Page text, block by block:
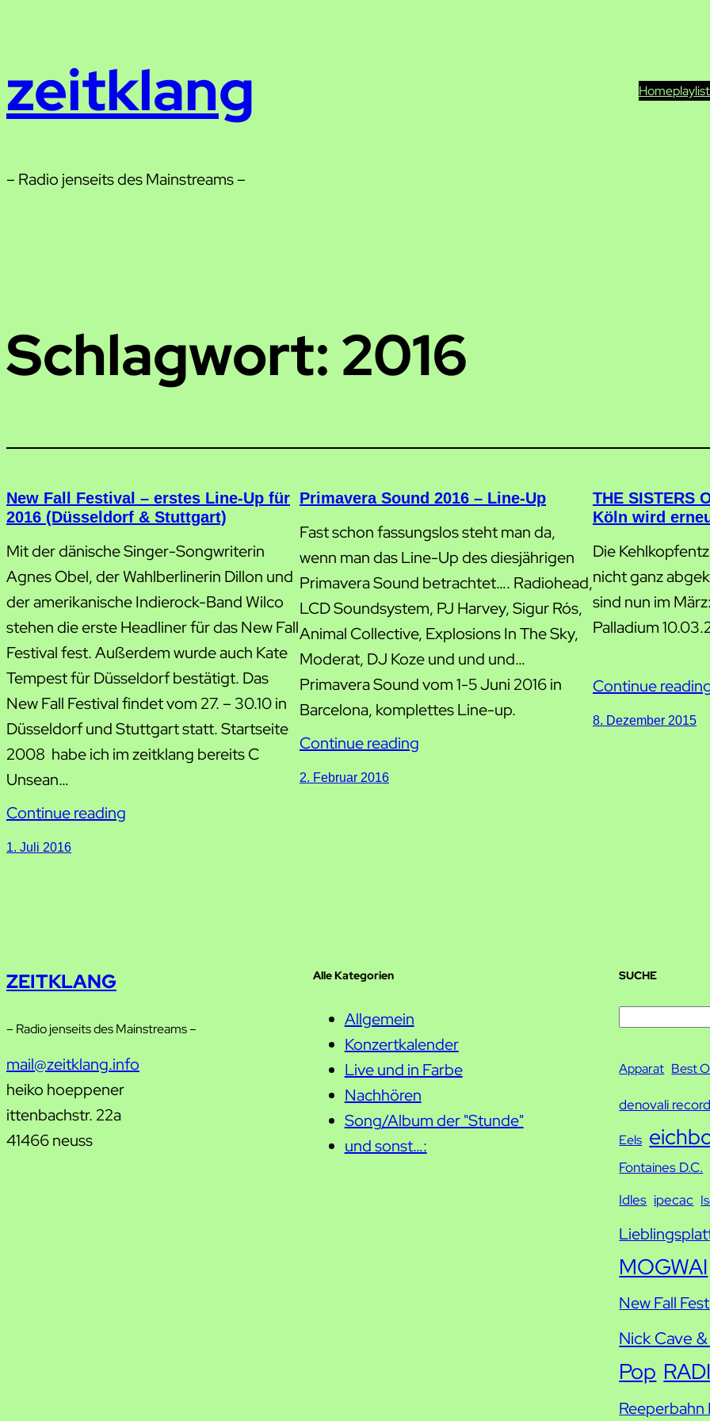
zeitklang Home
– Radio jenseits des Mainstreams –
Schlagwort: 2016
New Fall Festival – erstes Line-Up für
2016 (Düsseldorf & Stuttgart)
Mit der dänische Singer-Songwriterin
Agnes Obel, der Wahlberlinerin Dillon und
der amerikanische Indierock-Band Wilco
stehen die erste Headliner für das New Fall
Festival fest. Außerdem wurde auch Kate
Tempest für Düsseldorf bestätigt. Das
New Fall Festival findet vom 27. – 30.10 in
Düsseldorf und Stuttgart statt. Startseite
2008 habe ich im zeitklang bereits C
Unsean…
Continue reading
1. Juli 2016
Primavera Sound 2016 – Line-Up
Fast schon fassungslos steht man da,
wenn man das Line-Up des diesjährigen
Primavera Sound betrachtet…. Radiohead,
LCD Soundsystem, PJ Harvey, Sigur Rós,
Animal Collective, Explosions In The Sky,
Moderat, DJ Koze und und und…
Primavera Sound vom 1-5 Juni 2016 in
Barcelona, komplettes Line-up.
Continue reading
2. Februar 2016
THE SISTERS
Köln wird
Die
nicht ganz
sind nun im
Palladium
Continue
8. Dezember 2015
ZEITKLANG
– Radio jenseits des Mainstreams –
mail@zeitklang.info
heiko hoeppener
ittenbachstr. 22a
41466 neuss
Alle Kategorien
Allgemein
Konzertkalender
Live und in Farbe
Nachhören
Song/Album der "Stunde"
und sonst…:
SUCHE
c
Apparat Best
denovali
Eels
Fontaines D.C.
Idles ipecac
MOGWAI
New Fall
Nick Cave
Pop
Reeperbahn